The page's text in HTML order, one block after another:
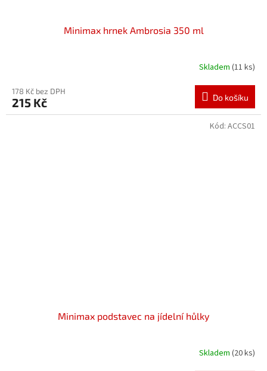
Minimax hrnek Ambrosia 350 ml
Skladem (11 ks)
178 Kč bez DPH
215 Kč Do košíku
Minimax podstavec na jídelní hůlky
Skladem (20 ks)
Kód: ACCS01